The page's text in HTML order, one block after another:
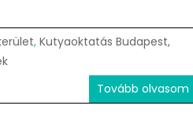
, Kutyaoktatás Budapest,
Tovább olvasom